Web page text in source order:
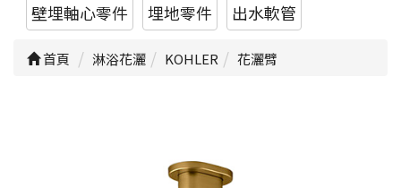
壁埋軸心零件
埋地零件 出水軟管
首頁 淋浴花灑 KOHLER 花灑臂